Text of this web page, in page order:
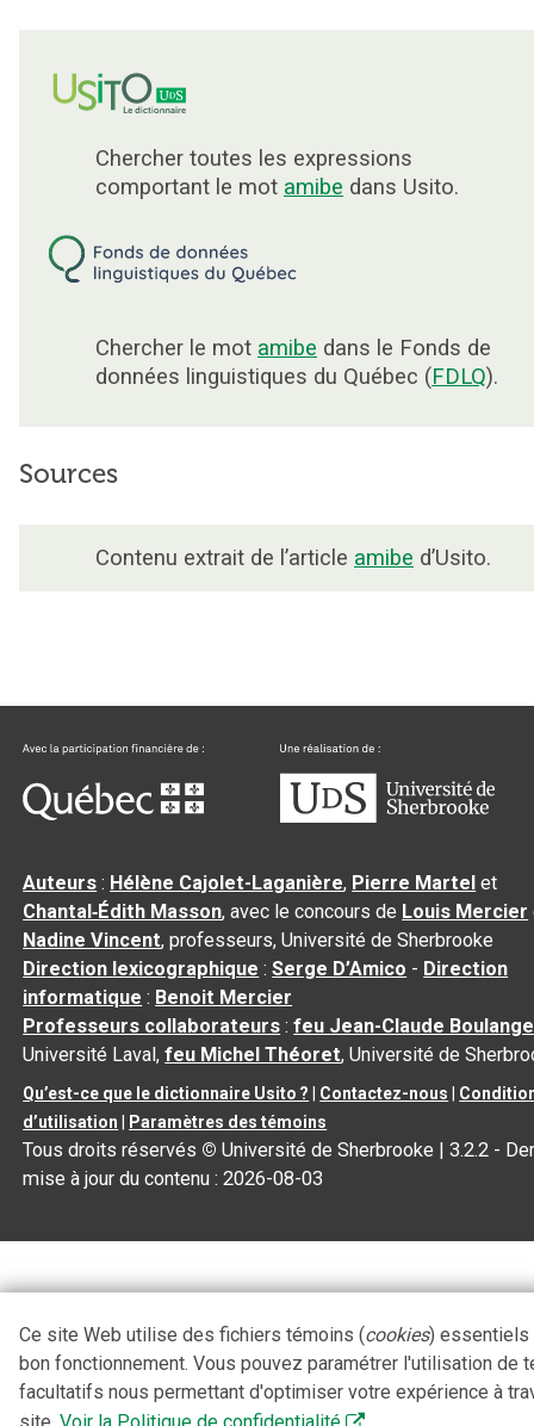
Chercher toutes les expressions
comportant le mot amibe dans Usito.
Chercher le mot amibe dans le Fonds de
données linguistiques du Québec (FDLQ).
Sources
Contenu extrait de l’article amibe d’Usito.
Auteurs : Hélène Cajolet-Laganière, Pierre Martel et
Chantal‑Édith Masson, avec le concours de Louis Mercier
Nadine Vincent, professeurs, Université de Sherbrooke
Direction lexicographique :Serge D’Amico - Direction
informatique : Benoit Mercier
Professeurs collaborateurs :feu Jean-Claude
Université Laval,feu Michel Théoret, Université de
Qu’est-ce que le dictionnaire Usito ? Contactez-nous
d’utilisation
Paramètres des témoins
Tous droits réservés © Université de Sherbrooke |3.2.2 -
mise à jour du contenu :2026-08-03
Ce site Web utilise des fichiers témoins (cookies) essentiels
bon fonctionnement. Vous pouvez paramétrer l'utilisation de
facultatifs nous permettant d'optimiser votre expérience à